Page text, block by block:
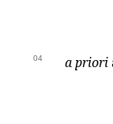
04 a priori